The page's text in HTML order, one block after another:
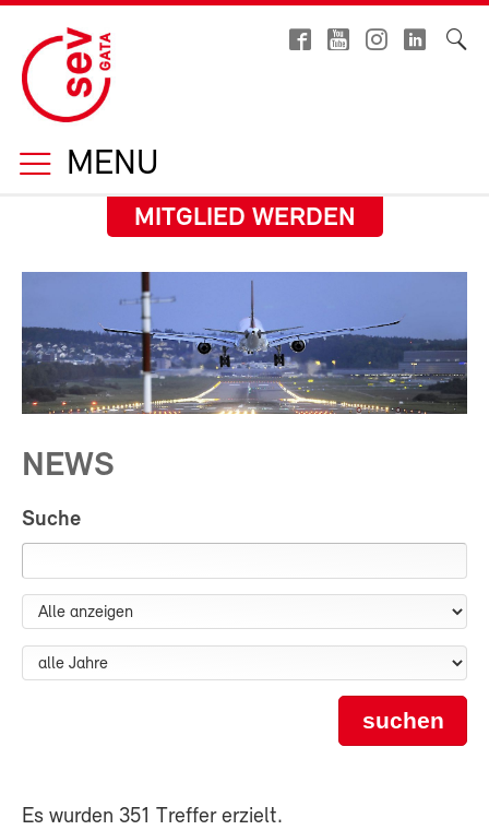
MENU
MITGLIED WERDEN
NEWS
Suche
suchen
Es wurden 351 Treffer erzielt.